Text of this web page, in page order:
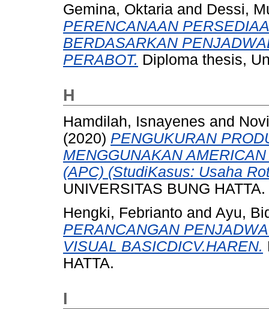
Gemina, Oktaria and Dessi,
PERENCANAAN
BERDASARKAN
PERABOT. Diploma thesis,
H
Hamdilah, Isnayenes and
(2020) PENGUKURAN
MENGGUNAKAN
(APC) (StudiKasus: Usaha
UNIVERSITAS BUNG HATTA.
Hengki, Febrianto and Ayu,
PERANCANGAN
VISUAL BASICDICV.HAREN.
HATTA.
I